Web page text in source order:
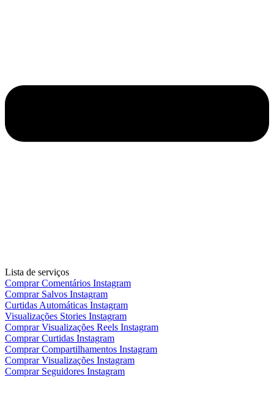
Lista de serviços
Comprar Comentários Instagram
Comprar Salvos Instagram
Curtidas Automáticas Instagram
Visualizações Stories Instagram
Comprar Visualizações Reels Instagram
Comprar Curtidas Instagram
Comprar Compartilhamentos Instagram
Comprar Visualizações Instagram
Comprar Seguidores Instagram